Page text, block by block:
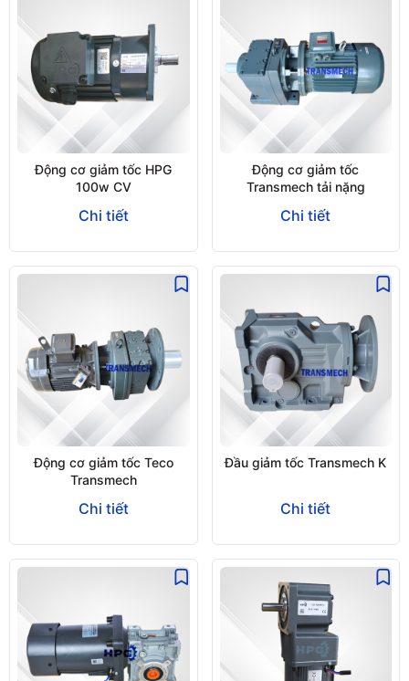
Động cơ giảm tốc HPG
100w CV
Chi tiết
Động cơ giảm tốc
Transmech tải nặng
Chi tiết
Động cơ giảm tốc Teco
Transmech
Chi tiết
Đầu giảm tốc Transmech K
Chi tiết